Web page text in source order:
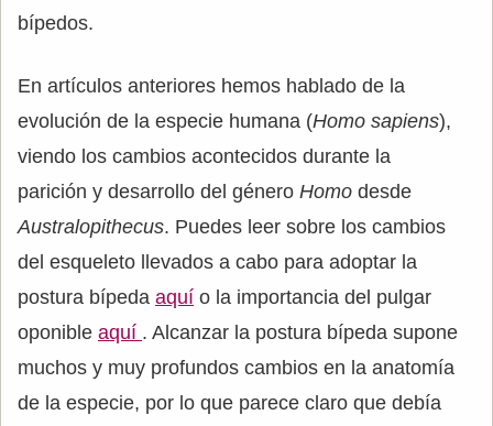
bípedos.
En artículos anteriores hemos hablado de la
evolución de la especie humana (Homo sapiens),
viendo los cambios acontecidos durante la
parición y desarrollo del género Homo desde
Australopithecus. Puedes leer sobre los cambios
del esqueleto llevados a cabo para adoptar la
postura bípeda aquí o la importancia del pulgar
oponible aquí . Alcanzar la postura bípeda supone
muchos y muy profundos cambios en la anatomía
de la especie, por lo que parece claro que debía